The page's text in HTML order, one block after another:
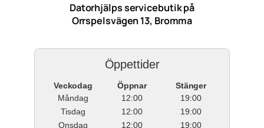
Datorhjälps servicebutik på
Orrspelsvägen 13, Bromma
Öppettider
Veckodag Öppnar
Stänger
Måndag
12:00
19:00
Tisdag
12:00
19:00
Onsdag
12:00
19:00